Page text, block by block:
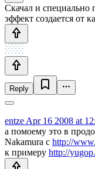
Скачал и специально
эффект создается от
Reply
entze Apr 16 2008 at
а помоему это в
Nakamura с http://
к примеру http://